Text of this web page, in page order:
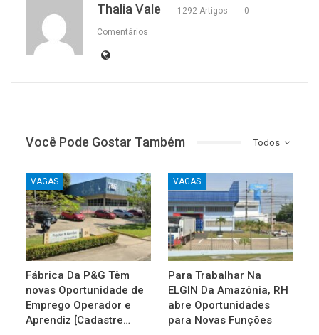
Thalia Vale 1292 Artigos 0
Comentários
Todos
Você Pode Gostar Também
VAGAS
Fábrica Da P&G Têm
novas Oportunidade de
Emprego Operador e
Aprendiz [Cadastre…
VAGAS
Para Trabalhar Na
ELGIN Da Amazônia, RH
abre Oportunidades
para Novas Funções